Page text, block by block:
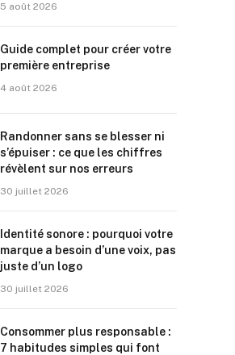
5 août 2026
Guide complet pour créer votre
première entreprise
4 août 2026
Randonner sans se blesser ni
s’épuiser : ce que les chiffres
révèlent sur nos erreurs
30 juillet 2026
Identité sonore : pourquoi votre
marque a besoin d’une voix, pas
juste d’un logo
30 juillet 2026
Consommer plus responsable :
7 habitudes simples qui font